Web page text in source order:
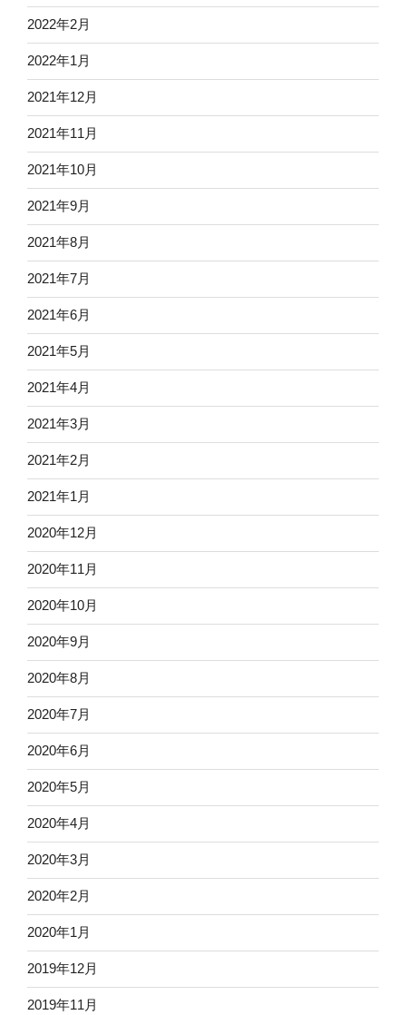
2022年2月
2022年1月
2021年12月
2021年11月
2021年10月
2021年9月
2021年8月
2021年7月
2021年6月
2021年5月
2021年4月
2021年3月
2021年2月
2021年1月
2020年12月
2020年11月
2020年10月
2020年9月
2020年8月
2020年7月
2020年6月
2020年5月
2020年4月
2020年3月
2020年2月
2020年1月
2019年12月
2019年11月